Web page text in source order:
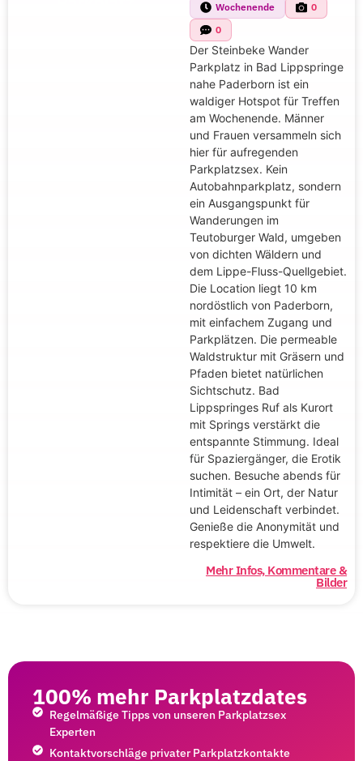
Wochenende
0
0
Der Steinbeke Wander
Parkplatz in Bad Lippspringe
nahe Paderborn ist ein
waldiger Hotspot für Treffen
am Wochenende. Männer
und Frauen versammeln sich
hier für aufregenden
Parkplatzsex. Kein
Autobahnparkplatz, sondern
ein Ausgangspunkt für
Wanderungen im
Teutoburger Wald, umgeben
von dichten Wäldern und
dem Lippe-Fluss-Quellgebiet.
Die Location liegt 10 km
nordöstlich von Paderborn,
mit einfachem Zugang und
Parkplätzen. Die permeable
Waldstruktur mit Gräsern und
Pfaden bietet natürlichen
Sichtschutz. Bad
Lippspringes Ruf als Kurort
mit Springs verstärkt die
entspannte Stimmung. Ideal
für Spaziergänger, die Erotik
suchen. Besuche abends für
Intimität – ein Ort, der Natur
und Leidenschaft verbindet.
Genieße die Anonymität und
respektiere die Umwelt.
Mehr Infos, Kommentare &
Bilder
100% mehr Parkplatzdates
Regelmäßige Tipps von unseren Parkplatzsex
Experten
Kontaktvorschläge privater Parkplatzkontakte